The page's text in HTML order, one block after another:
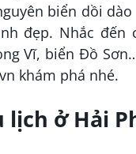
biển dồi
đẹp. Nhắc đến
Vĩ, biển Đồ
khám phá nhé.
lịch ở Hải